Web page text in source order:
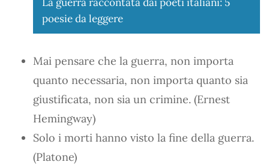
poesie da leggere
Mai pensare che la guerra, non importa
quanto necessaria, non importa quanto sia
giustificata, non sia un crimine. (Ernest
Hemingway)
Solo i morti hanno visto la fine della guerra.
(Platone)